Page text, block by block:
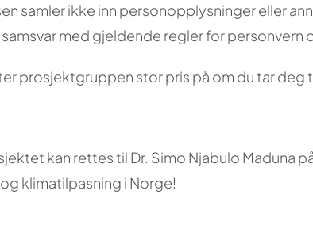
samler ikke inn personopplysninger eller
med gjeldende regler for
prosjektgruppen stor pris på om du tar
kan rettes til Dr. Simo Njabulo Maduna
klimatilpasning i Norge!